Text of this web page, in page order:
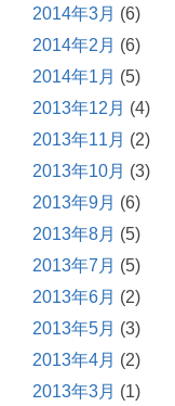
2014年3月 (6)
2014年2月 (6)
2014年1月 (5)
2013年12月 (4)
2013年11月 (2)
2013年10月 (3)
2013年9月 (6)
2013年8月 (5)
2013年7月 (5)
2013年6月 (2)
2013年5月 (3)
2013年4月 (2)
2013年3月 (1)